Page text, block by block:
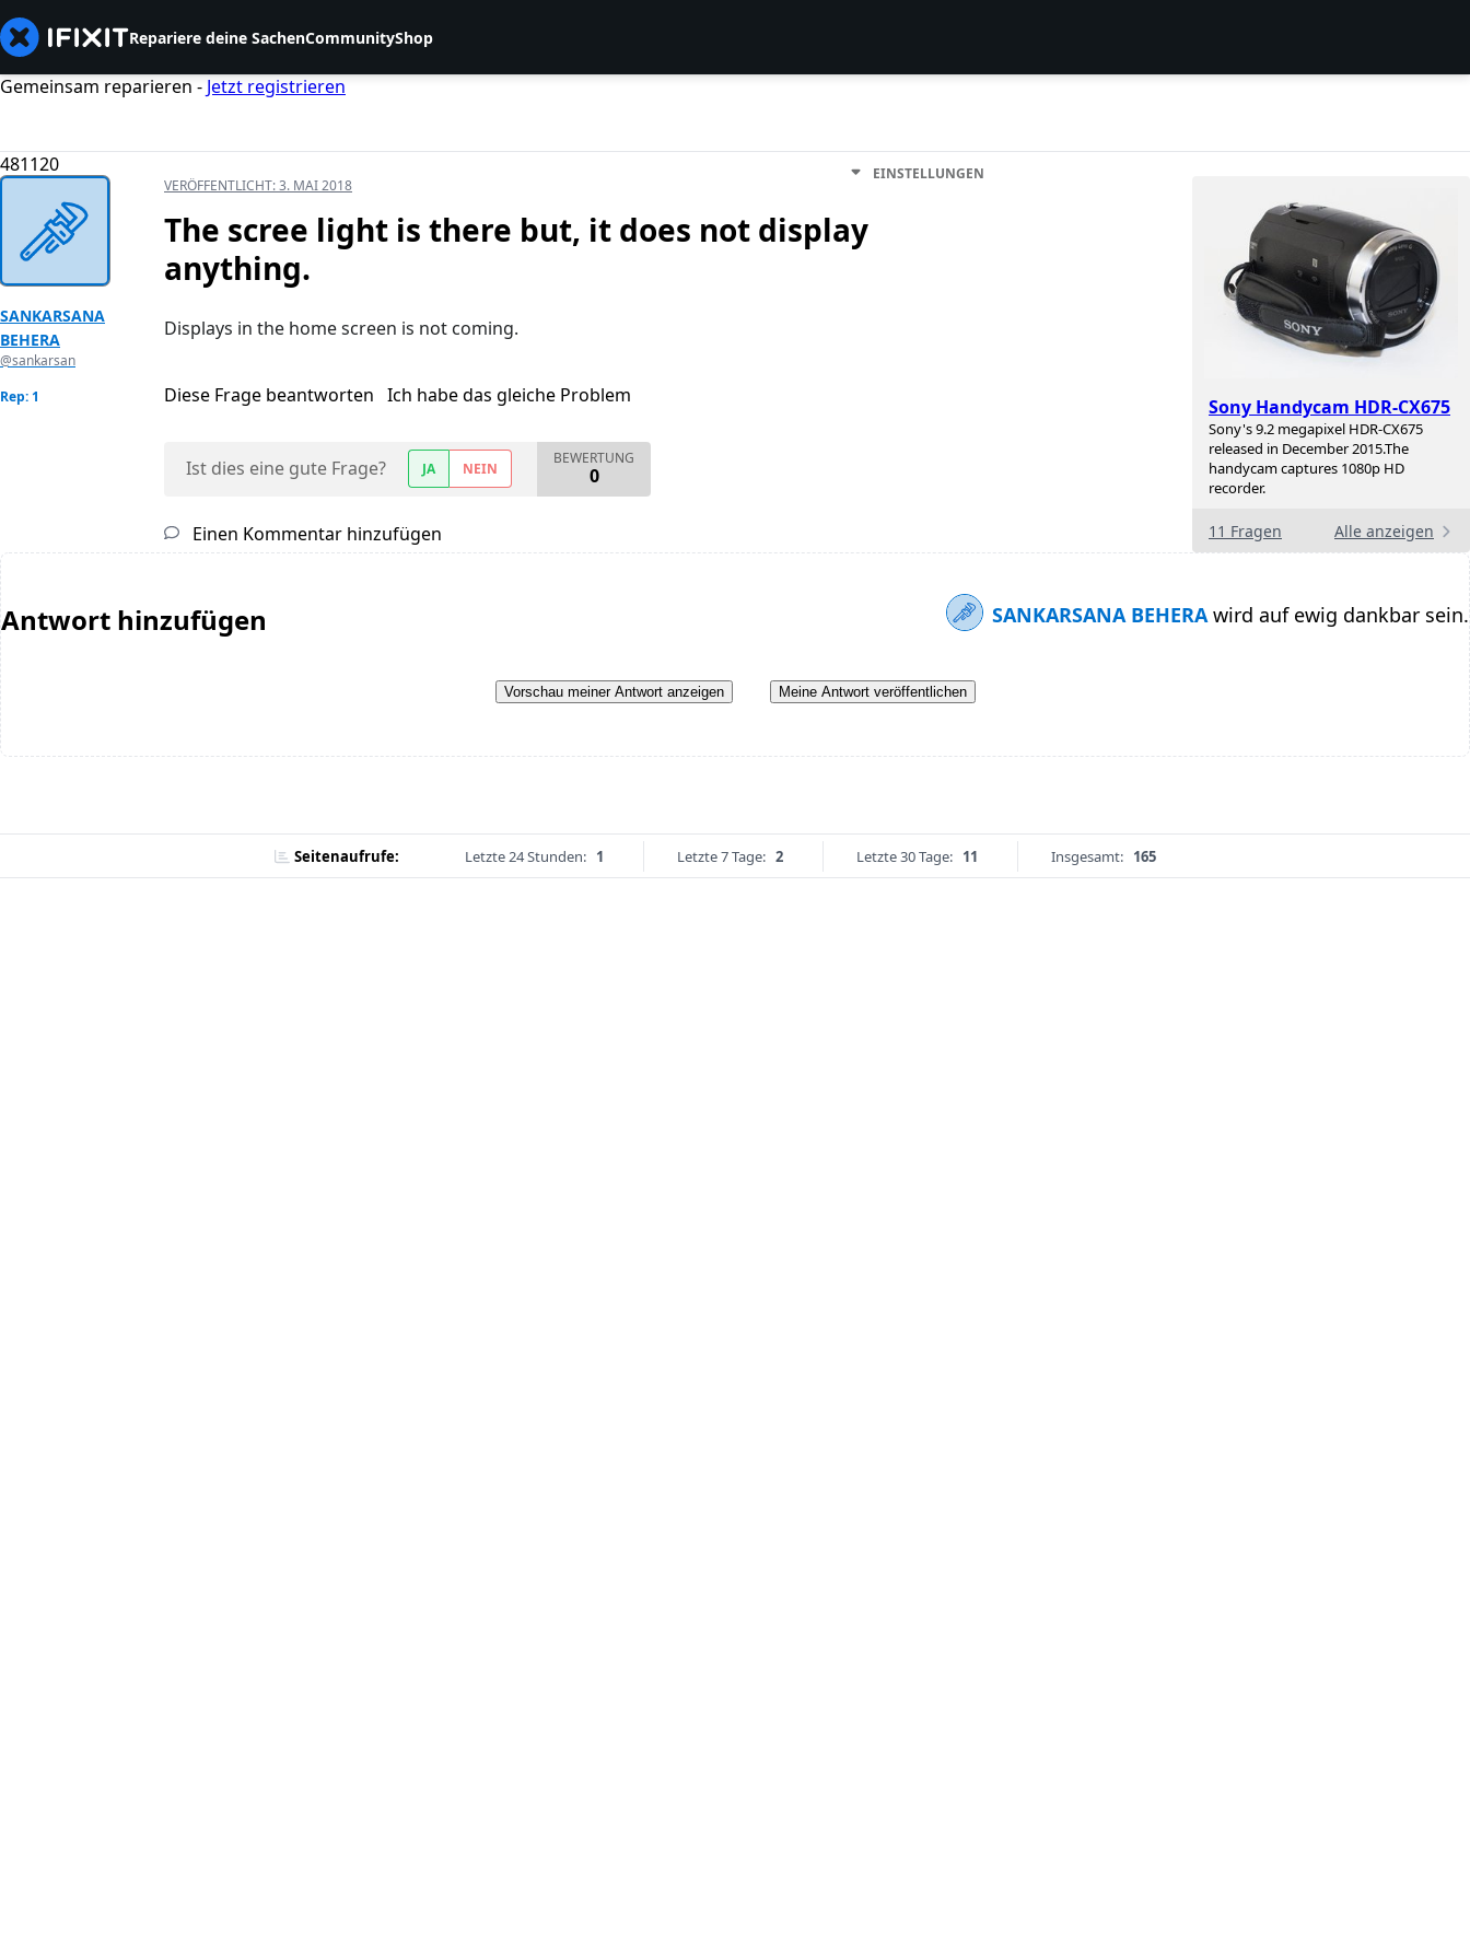
Repariere deine SachenCommunityShop
Gemeinsam reparieren - Jetzt registrieren
481120
Sony Handycam HDR-CX675
Sony's 9.2 megapixel HDR-CX675
released in December 2015.The
handycam captures 1080p HD
recorder.
11 Fragen Alle anzeigen
SANKARSANA
BEHERA
@sankarsan
Rep: 1
VERÖFFENTLICHT:3. MAI 2018
EINSTELLUNGEN
The scree light is there but, it does not display
anything.
Displays in the home screen is not coming.
Diese Frage beantworten Ich habe das gleiche Problem
Ist dies eine gute Frage? JA NEIN
BEWERTUNG
0
Einen Kommentar hinzufügen
Antwort hinzufügen SANKARSANA BEHERAwird auf ewig dankbar sein.
Vorschau meiner Antwort anzeigen Meine Antwort veröffentlichen
Seitenaufrufe: Letzte 24 Stunden: 1 Letzte 7 Tage: 2 Letzte 30 Tage: 11 Insgesamt: 165